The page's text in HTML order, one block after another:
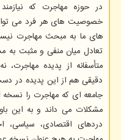
در حوزه مهاجرت که
خصوصیت های هر فرد می
های ما به مبحث مهاجرت
تعادل میان منفی و مثبت به
متأسفانه از پدیده مهاجرت،
دقیقی هم از این پدیده در
جامعه ای که مهاجرت را
مشکلات می داند و به این
دردهای اقتصادی، سیاسی،